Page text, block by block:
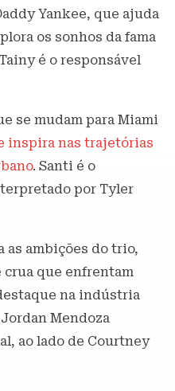
Yankee, que ajuda
os sonhos da fama
é o responsável
se mudam para Miami
inspira nas trajetórias
. Santi é o
por Tyler
as ambições do trio,
crua que enfrentam
na indústria
Mendoza
ao lado de Courtney